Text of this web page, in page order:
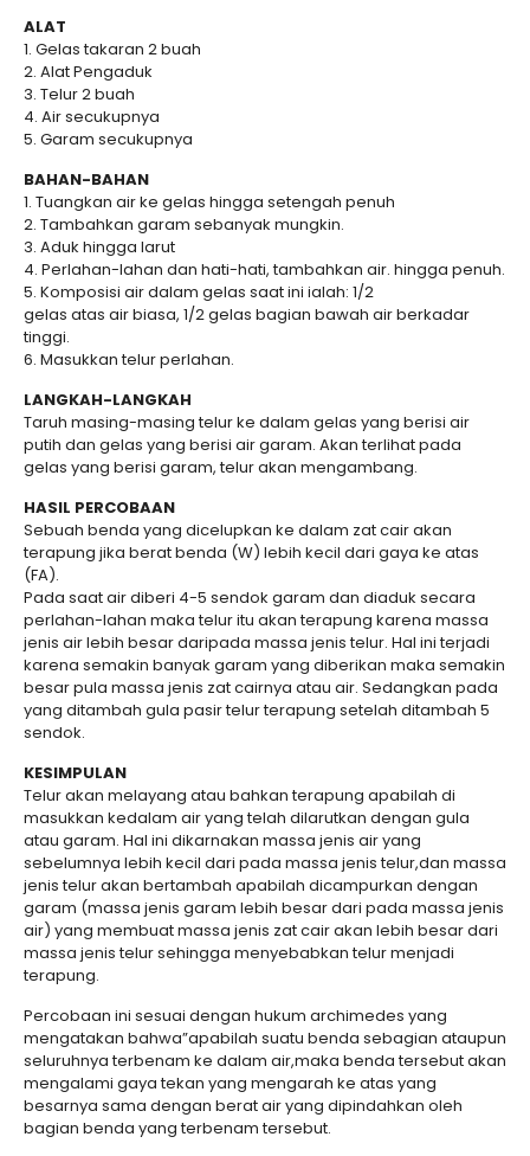
ALAT
1. Gelas takaran 2 buah
2. Alat Pengaduk
3. Telur 2 buah
4. Air secukupnya
5. Garam secukupnya
BAHAN-BAHAN
1. Tuangkan air ke gelas hingga setengah penuh
2. Tambahkan garam sebanyak mungkin.
3. Aduk hingga larut
4. Perlahan-lahan dan hati-hati, tambahkan air. hingga penuh.
5. Komposisi air dalam gelas saat ini ialah: 1/2
gelas atas air biasa, 1/2 gelas bagian bawah air berkadar
tinggi.
6. Masukkan telur perlahan.
LANGKAH-LANGKAH
Taruh masing-masing telur ke dalam gelas yang berisi air
putih dan gelas yang berisi air garam. Akan terlihat pada
gelas yang berisi garam, telur akan mengambang.
HASIL PERCOBAAN
Sebuah benda yang dicelupkan ke dalam zat cair akan
terapung jika berat benda (W) lebih kecil dari gaya ke atas
(FA).
Pada saat air diberi 4-5 sendok garam dan diaduk secara
perlahan-lahan maka telur itu akan terapung karena massa
jenis air lebih besar daripada massa jenis telur. Hal ini terjadi
karena semakin banyak garam yang diberikan maka semakin
besar pula massa jenis zat cairnya atau air. Sedangkan pada
yang ditambah gula pasir telur terapung setelah ditambah 5
sendok.
KESIMPULAN
Telur akan melayang atau bahkan terapung apabilah di
masukkan kedalam air yang telah dilarutkan dengan gula
atau garam. Hal ini dikarnakan massa jenis air yang
sebelumnya lebih kecil dari pada massa jenis telur,dan massa
jenis telur akan bertambah apabilah dicampurkan dengan
garam (massa jenis garam lebih besar dari pada massa jenis
air) yang membuat massa jenis zat cair akan lebih besar dari
massa jenis telur sehingga menyebabkan telur menjadi
terapung.
Percobaan ini sesuai dengan hukum archimedes yang
mengatakan bahwa”apabilah suatu benda sebagian ataupun
seluruhnya terbenam ke dalam air,maka benda tersebut akan
mengalami gaya tekan yang mengarah ke atas yang
besarnya sama dengan berat air yang dipindahkan oleh
bagian benda yang terbenam tersebut.